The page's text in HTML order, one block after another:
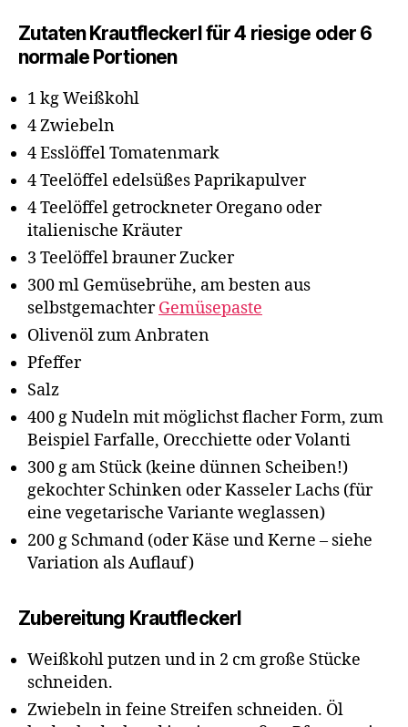
Zutaten Krautfleckerl für 4 riesige oder 6
normale Portionen
1 kg Weißkohl
4 Zwiebeln
4 Esslöffel Tomatenmark
4 Teelöffel edelsüßes Paprikapulver
4 Teelöffel getrockneter Oregano oder
italienische Kräuter
3 Teelöffel brauner Zucker
300 ml Gemüsebrühe, am besten aus
selbstgemachterGemüsepaste
Olivenöl zum Anbraten
Pfeffer
Salz
400 g Nudeln mit möglichst flacher Form, zum
Beispiel Farfalle, Orecchiette oder Volanti
300 g am Stück (keine dünnen Scheiben!)
gekochter Schinken oder Kasseler Lachs (für
eine vegetarische Variante weglassen)
200 g Schmand (oder Käse und Kerne – siehe
Variation als Auflauf)
Zubereitung Krautfleckerl
Weißkohl putzen und in 2 cm große Stücke
schneiden.
Zwiebeln in feine Streifen schneiden. Öl